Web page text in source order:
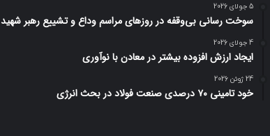
5 جولای 2026
سوخت رسانی بی‌وقفه در روز‌های مراسم وداع و تشییع رهبر شهید
4 جولای 2026
ایجاد ارزش افزوده بیشتر در معادن با نوآوری
24 ژوئن 2026
خود تامینی ۷۰ درصدی صنعت فولاد در بحث انرژی